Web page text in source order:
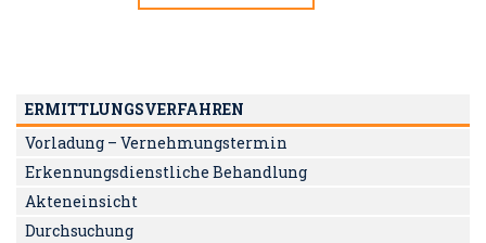
ERMITTLUNGSVERFAHREN
Vorladung – Vernehmungstermin
Erkennungsdienstliche Behandlung
Akteneinsicht
Durchsuchung